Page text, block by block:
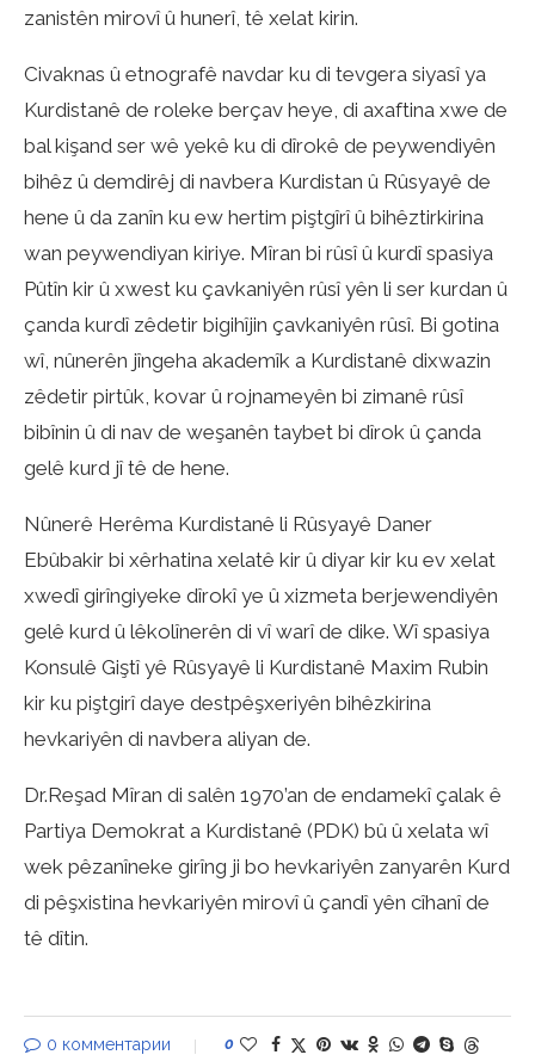
zanistên mirovî û hunerî, tê xelat kirin.
Civaknas û etnografê navdar ku di tevgera siyasî ya
Kurdistanê de roleke berçav heye, di axaftina xwe de
bal kişand ser wê yekê ku di dîrokê de peywendiyên
bihêz û demdirêj di navbera Kurdistan û Rûsyayê de
hene û da zanîn ku ew hertim piştgîrî û bihêztirkirina
wan peywendiyan kiriye. Mîran bi rûsî û kurdî spasiya
Pûtîn kir û xwest ku çavkaniyên rûsî yên li ser kurdan û
çanda kurdî zêdetir bigihîjin çavkaniyên rûsî. Bi gotina
wî, nûnerên jîngeha akademîk a Kurdistanê dixwazin
zêdetir pirtûk, kovar û rojnameyên bi zimanê rûsî
bibînin û di nav de weşanên taybet bi dîrok û çanda
gelê kurd jî tê de hene.
Nûnerê Herêma Kurdistanê li Rûsyayê Daner
Ebûbakir bi xêrhatina xelatê kir û diyar kir ku ev xelat
xwedî girîngiyeke dîrokî ye û xizmeta berjewendiyên
gelê kurd û lêkolînerên di vî warî de dike. Wî spasiya
Konsulê Giştî yê Rûsyayê li Kurdistanê Maxim Rubin
kir ku piştgirî daye destpêşxeriyên bihêzkirina
hevkariyên di navbera aliyan de.
Dr.Reşad Mîran di salên 1970’an de endamekî çalak ê
Partiya Demokrat a Kurdistanê (PDK) bû û xelata wî
wek pêzanîneke girîng ji bo hevkariyên zanyarên Kurd
di pêşxistina hevkariyên mirovî û çandî yên cîhanî de
tê dîtin.
0 комментарии 0